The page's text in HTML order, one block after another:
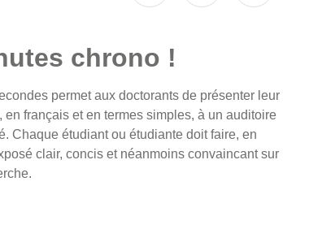
chrono !
permet aux doctorants de présenter leur
en français et en termes simples, à un auditoire
Chaque étudiant ou étudiante doit faire, en
clair, concis et néanmoins convaincant sur